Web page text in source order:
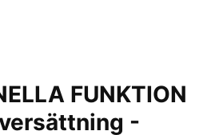
FUNKTION
-